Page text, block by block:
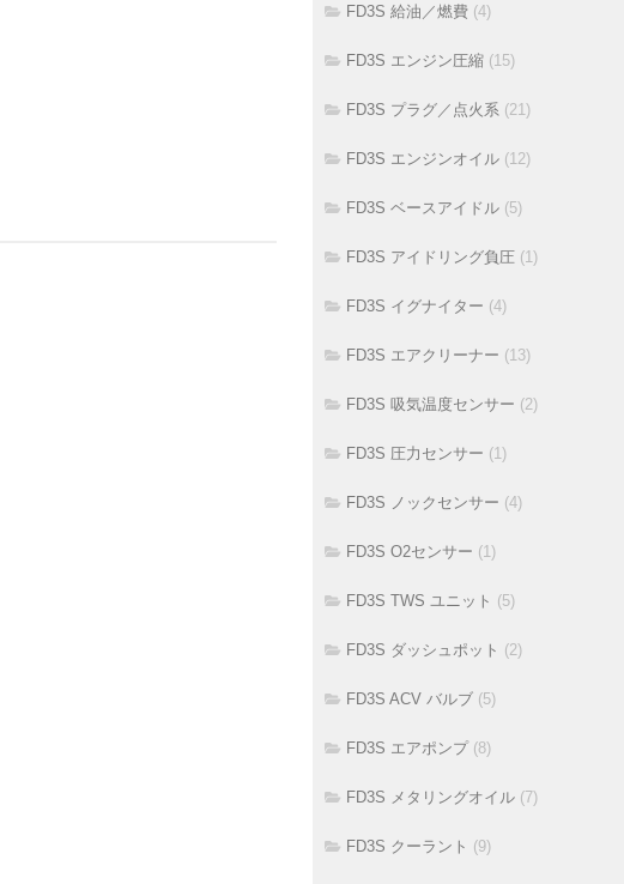
FD3S 給油／燃費 (4)
FD3S エンジン圧縮 (15)
FD3S プラグ／点火系 (21)
FD3S エンジンオイル (12)
FD3S ベースアイドル (5)
FD3S アイドリング負圧 (1)
FD3S イグナイター (4)
FD3S エアクリーナー (13)
FD3S 吸気温度センサー (2)
FD3S 圧力センサー (1)
FD3S ノックセンサー (4)
FD3S O2センサー (1)
FD3S TWS ユニット (5)
FD3S ダッシュポット (2)
FD3S ACV バルブ (5)
FD3S エアポンプ(8)
FD3S メタリングオイル (7)
FD3S クーラント (9)